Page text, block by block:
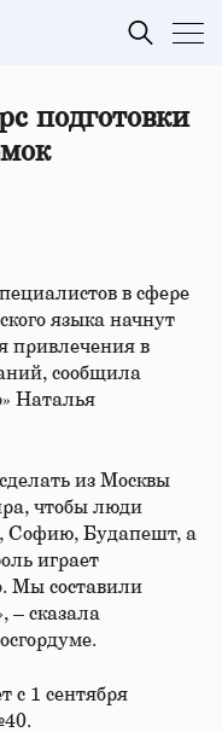
подготовки
в сфере
языка начнут
привлечения в
сообщила
Наталья
из Москвы
чтобы люди
Софию, Будапешт, а
играет
Мы составили
– сказала
с 1 сентября